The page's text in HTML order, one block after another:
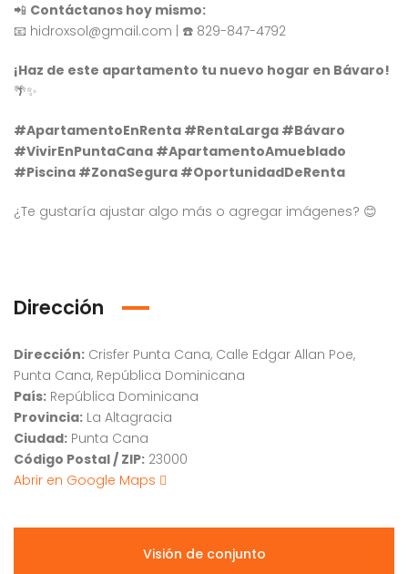
📲 Contáctanos hoy mismo:
📧 hidroxsol@gmail.com | ☎️ 829-847-4792
¡Haz de este apartamento tu nuevo hogar en Bávaro!
🌴✨
#ApartamentoEnRenta #RentaLarga #Bávaro
#VivirEnPuntaCana #ApartamentoAmueblado
#Piscina #ZonaSegura #OportunidadDeRenta
¿Te gustaría ajustar algo más o agregar imágenes? 😊
Dirección
Dirección: Crisfer Punta Cana, Calle Edgar Allan Poe,
Punta Cana, República Dominicana
País: República Dominicana
Provincia: La Altagracia
Ciudad: Punta Cana
Código Postal / ZIP: 23000
Abrir en Google Maps
Visión de conjunto